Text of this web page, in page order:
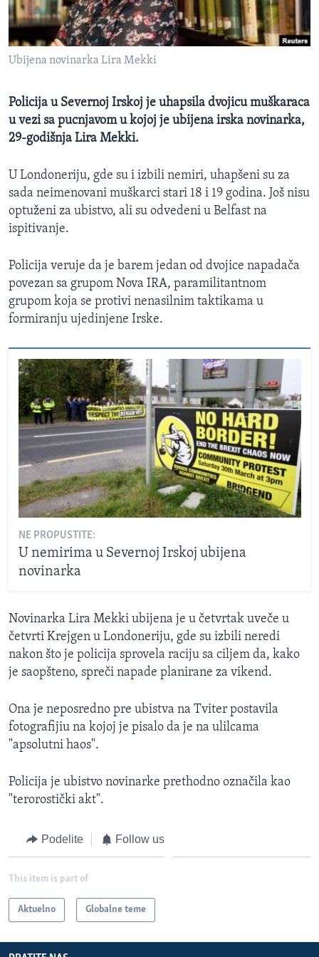
SPORT
INTERVJU
Ubijena novinarka Lira Mekki
Policija u Severnoj Irskoj je uhapsila dvojicu muškaraca
u vezi sa pucnjavom u kojoj je ubijena irska novinarka,
29-godišnja Lira Mekki.
U Londoneriju, gde su i izbili nemiri, uhapšeni su za
sada neimenovani muškarci stari 18 i 19 godina. Još nisu
optuženi za ubistvo, ali su odvedeni u Belfast na
ispitivanje.
Policija veruje da je barem jedan od dvojice napadača
povezan sa grupom Nova IRA, paramilitantnom
grupom koja se protivi nenasilnim taktikama u
formiranju ujedinjene Irske.
NE PROPUSTITE:
U nemirima u Severnoj Irskoj ubijena
novinarka
Novinarka Lira Mekki ubijena je u četvrtak uveče u
četvrti Krejgen u Londoneriju, gde su izbili neredi
nakon što je policija sprovela raciju sa ciljem da, kako
je saopšteno, spreči napade planirane za vikend.
Ona je neposredno pre ubistva na Tviter postavila
fotografijiu na kojoj je pisalo da je na ulilcama
"apsolutni haos".
Policija je ubistvo novinarke prethodno označila kao
"terorostički akt".
Podelite Follow us
This item is part of
Aktuelno Globalne teme